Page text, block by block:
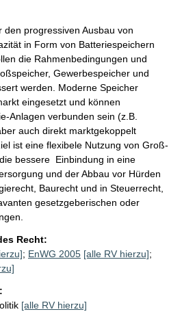
den progressiven Ausbau von
in Form von Batteriespeichern
die Rahmenbedingungen und
Gewerbespeicher und
werden. Moderne Speicher
eingesetzt und können
Anlagen verbunden sein (z.B.
auch direkt marktgekoppelt
ist eine flexibele Nutzung von Groß-
bessere  Einbindung in eine
und der Abbau vor Hürden
Baurecht und in Steuerrecht,
gesetzgeberischen oder
Recht:
; EnWG 2005 [alle RV hierzu];
[alle RV hierzu]